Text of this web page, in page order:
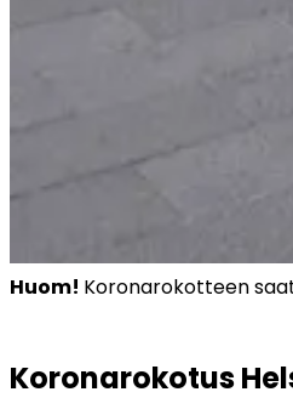
Huom! Koronarokotteen
Koronarokotus